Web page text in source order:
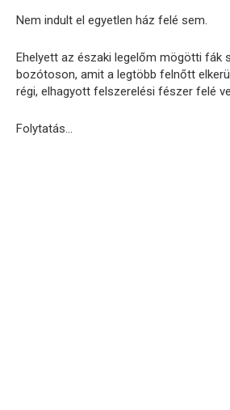
Nem indult el egyetlen ház felé sem.
Ehelyett az északi legelőm mögötti fák
bozótoson, amit a legtöbb felnőtt
régi, elhagyott felszerelési fészer felé
Folytatás…